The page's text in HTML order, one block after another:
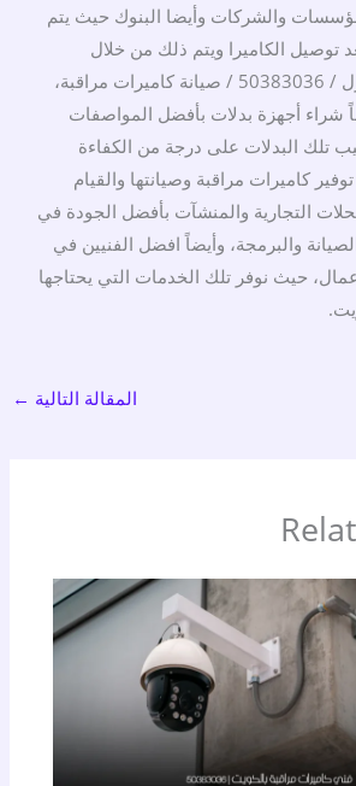
والشركات وأيضا البنوك حيث يتم
توصيل الكاميرا ويتم ذلك من خلال
كاميرات مراقبة للمنزل / 50383036 / صيانة كاميرات مراقبة،
شراء أجهزة بدلات بأفضل المواصفات
تلك البدلات على درجة من الكفاءة
كاميرات مراقبة وصيانتها والقيام
التجارية والمنشآت بأفضل الجودة في
والبرمجة، وأيضاً افضل الفنيين في
حيث نوفر تلك الخدمات التي يحتاجها
المقالة التالية ←